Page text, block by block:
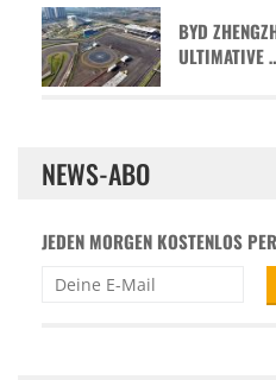
BYD
ULTIMATIVE
NEWS-ABO
JEDEN MORGEN KOSTENLOS